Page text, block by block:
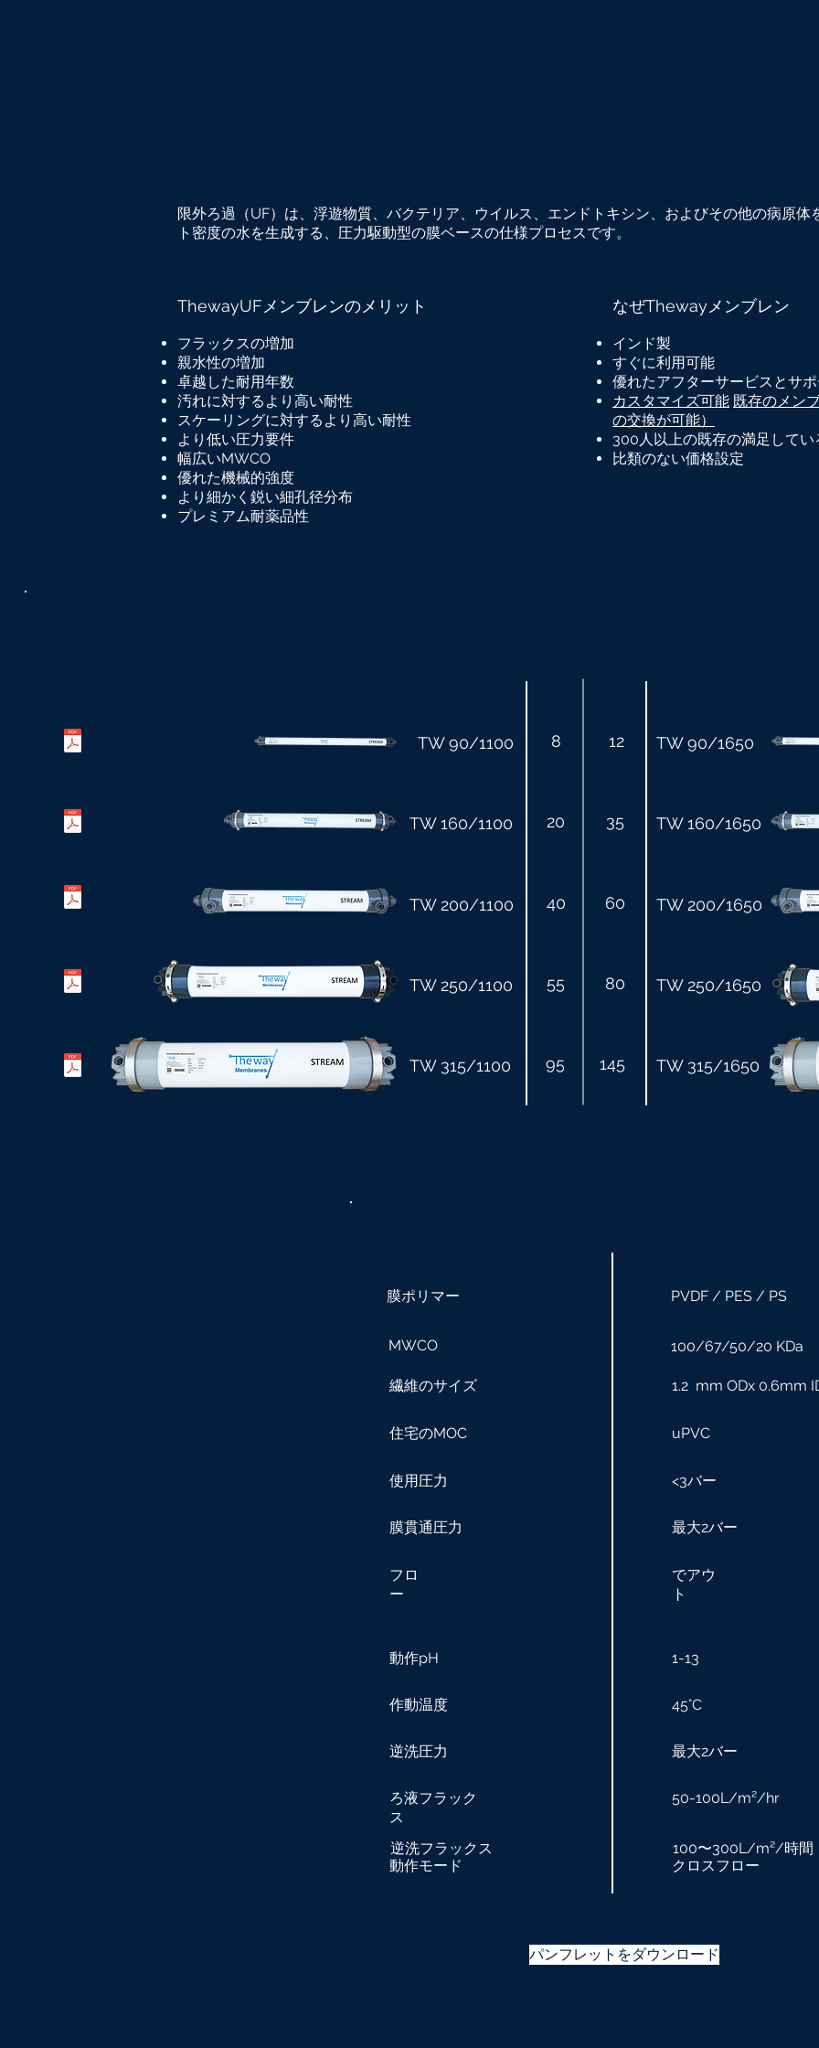
限外ろ過（UF）は、浮遊物質、バクテリア、ウイルス、エンドトキシン、およびその他の病原
ト密度の水を生成する、圧力駆動型の膜ベースの仕様プロセスです。
ThewayUFメンブレンのメリット
フラックスの増加
親水性の増加
卓越した耐用年数
汚れに対するより高い耐性
スケーリングに対するより高い耐性
より低い圧力要件
幅広いMWCO
優れた機械的強度
より細かく鋭い細孔径分布
プレミアム耐薬品性
なぜThewayメンブレン
インド製
すぐに利用可能
優れたアフターサービスとサ
カスタマイズ可能 既存のメン
の交換が可能）
300人以上の既存の満足してい
比類のない価格設定
TW 90/1100 8
TW 160/1100 20
TW 200/1100 40
TW 250/1100 55
TW 315/1100 95
12 TW 90/1650
35 TW 160/1650
60 TW 200/1650
80 TW 250/1650
145 TW 315/1650
膜ポリマー
MWCO
PVDF / PES / PS
100/67/50/20 KDa
逆洗フラックス 100〜300L/m²/時間
繊維のサイズ 1.2 mm ODx 0.6mm
住宅のMOC uPVC
動作pH 1-13
作動温度 45°C
逆洗圧力 最大2バー
ろ液フラック
ス
50-100L/m²/hr
膜貫通圧力 最大2バー
フロ
ー
でアウ
ト
使用圧力 <3バー
動作モード クロスフロー
パンフレットをダウンロード